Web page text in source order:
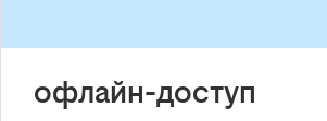
офлайн-доступ